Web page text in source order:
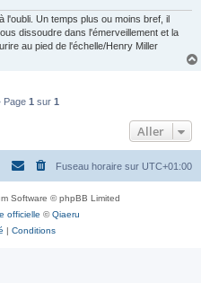
l'oubli. Un temps plus ou moins bref, il
dissoudre dans l'émerveillement et la
au pied de l'échelle/Henry Miller
Page 1 sur 1
Aller
Fuseau horaire sur UTC+01:00
Software © phpBB Limited
officielle ©Qiaeru
| Conditions